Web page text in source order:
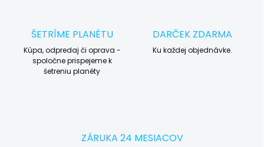
ŠETRÍME PLANÉTU
Kúpa, odpredaj či oprava -
spoločne prispejeme k
šetreniu planéty
DARČEK ZDARMA
Ku každej objednávke.
ZÁRUKA 24 MESIACOV